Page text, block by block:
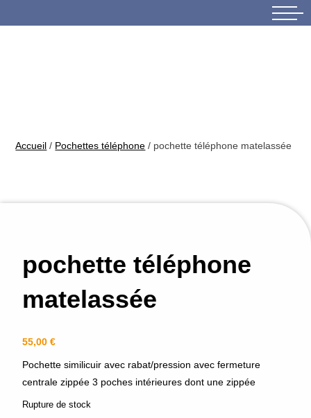
Accueil / Pochettes téléphone / pochette téléphone matelassée
pochette téléphone
matelassée
55,00 €
Pochette similicuir avec rabat/pression avec fermeture
centrale zippée 3 poches intérieures dont une zippée
Rupture de stock